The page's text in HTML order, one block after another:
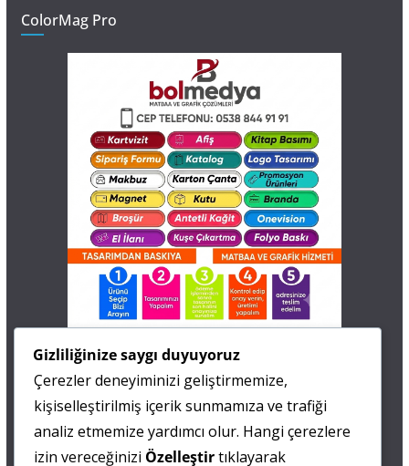
ColorMag Pro
0 505 677 40 87
Fatma MARMARA
0 538 844 90 90
Gizliliğinize saygı duyuyoruz
Çerezler deneyiminizi geliştirmemize,
kişiselleştirilmiş içerik sunmamıza ve trafiği
analiz etmemize yardımcı olur. Hangi çerezlere
izin vereceğinizi Özelleştirtıklayarak